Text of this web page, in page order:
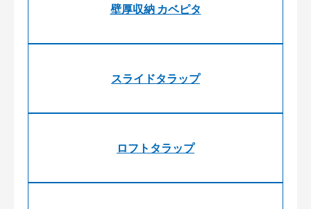
壁厚収納 カベピタ
スライドタラップ
ロフトタラップ